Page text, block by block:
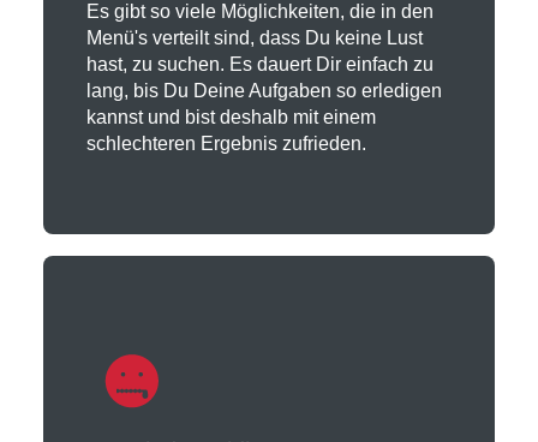
Es gibt so viele Möglichkeiten, die in den
Menü's verteilt sind, dass Du keine Lust
hast, zu suchen. Es dauert Dir einfach zu
lang, bis Du Deine Aufgaben so erledigen
kannst und bist deshalb mit einem
schlechteren Ergebnis zufrieden.